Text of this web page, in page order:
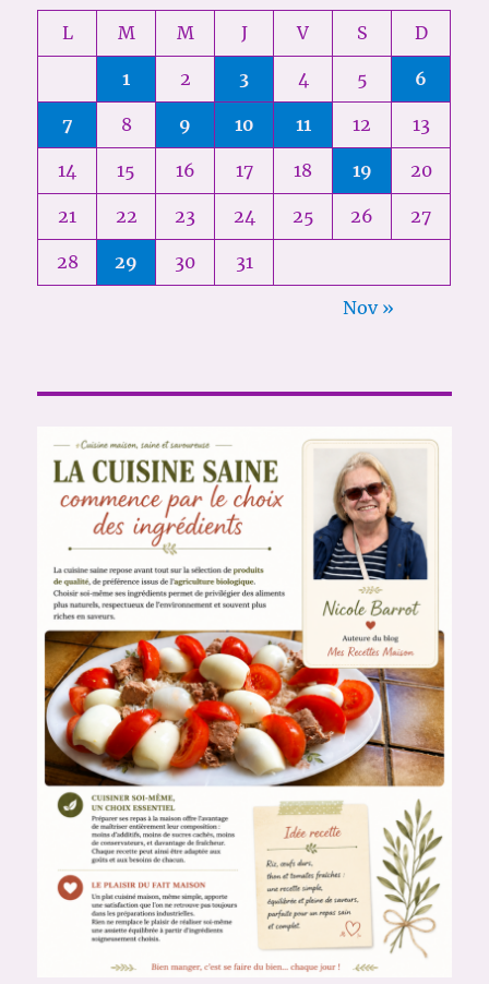
L M M J V S D
1 2 3 4 5 6
7 8 9 10 11 12 13
14 15 16 17 18 19 20
21 22 23 24 25 26 27
28 29 30 31
Nov »